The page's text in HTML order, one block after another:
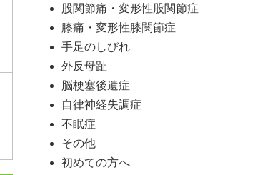
股関節痛・変形性股関節症
膝痛・変形性膝関節症
手足のしびれ
外反母趾
脳梗塞後遺症
自律神経失調症
不眠症
その他
初めての方へ